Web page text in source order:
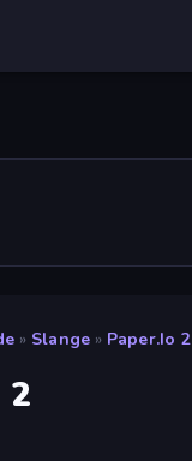
» Slange » Paper.io 2
2